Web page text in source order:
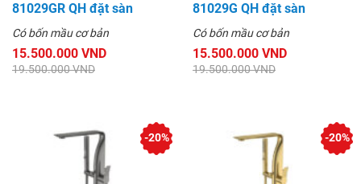
81029GR QH đặt sàn
Có bốn mầu cơ bản
15.500.000 VND
19.500.000 VND
81029G QH đặt sàn
Có bốn mầu cơ bản
15.500.000 VND
19.500.000 VND
-20% -20%